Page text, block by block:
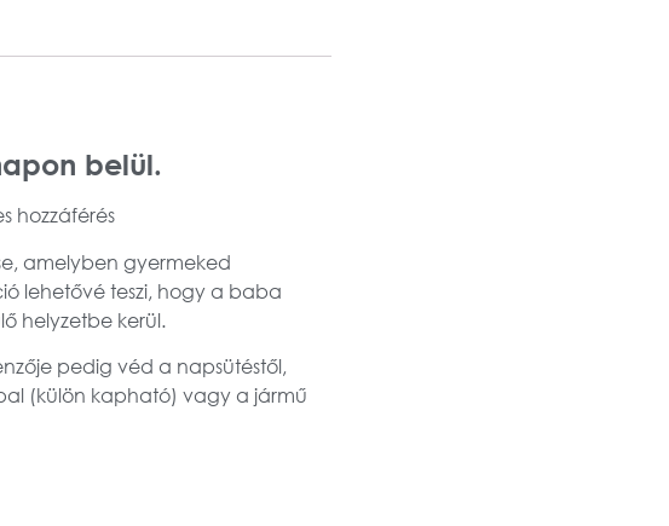
belül.
hozzáférés
amelyben gyermeked
lehetővé teszi, hogy a baba
helyzetbe kerül.
pedig véd a napsütéstől,
(külön kapható) vagy a jármű